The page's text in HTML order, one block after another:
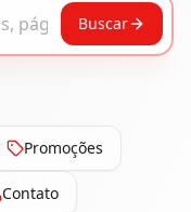
Buscar
Promoções
Contato